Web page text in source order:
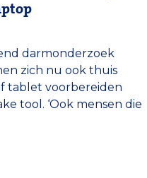
darmonderzoek
zich nu ook thuis
tablet voorbereiden
tool. ‘Ook mensen die